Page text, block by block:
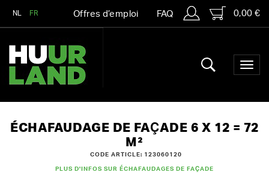
NL FR Offres d’emploi FAQ 0,00 €
ÉCHAFAUDAGE DE FAÇADE 6 X 12 = 72
M²
CODE ARTICLE: 123060120
PLUS D'INFOS SUR ÉCHAFAUDAGES DE FAÇADE